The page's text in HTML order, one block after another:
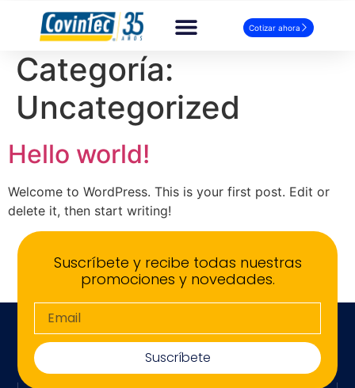
Cotizar ahora
Categoría:
Uncategorized
Hello world!
Welcome to WordPress. This is your first post. Edit or
delete it, then start writing!
Suscríbete y recibe todas nuestras
promociones y novedades.
Suscríbete